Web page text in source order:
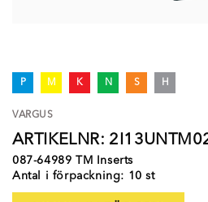
P M K N S H
VARGUS
ARTIKELNR:
087-64989 TM Inserts
Antal i förpackning: 10 st